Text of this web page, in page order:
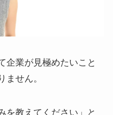
企業が見極めたいこと
ません。
を教えてください」と